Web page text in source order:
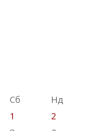
Сб
Нд
1
2